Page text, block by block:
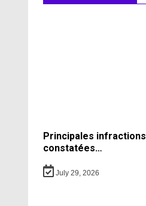
Principales infractions
constatées…
July 29, 2026